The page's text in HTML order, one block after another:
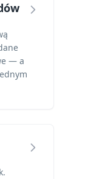
— a